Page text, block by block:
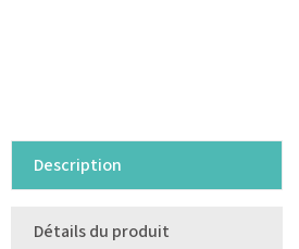
Description
Détails du produit